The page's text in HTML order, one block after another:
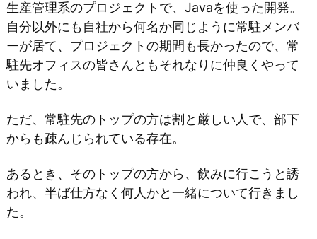
生産管理系のプロジェクトで、Javaを使った開発。
自分以外にも自社から何名か同じように常駐メンバ
ーが居て、プロジェクトの期間も長かったので、常
駐先オフィスの皆さんともそれなりに仲良くやって
いました。
ただ、常駐先のトップの方は割と厳しい人で、部下
からも疎んじられている存在。
あるとき、そのトップの方から、飲みに行こうと誘
われ、半ば仕方なく何人かと一緒について行きまし
た。